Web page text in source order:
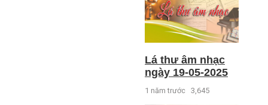
Lá thư âm nhạc
ngày 19-05-2025
1 năm trước 3,645